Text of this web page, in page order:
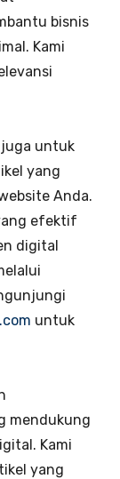
bisnis
Kami
juga untuk
yang
Anda.
efektif
digital
untuk
mendukung
Kami
yang